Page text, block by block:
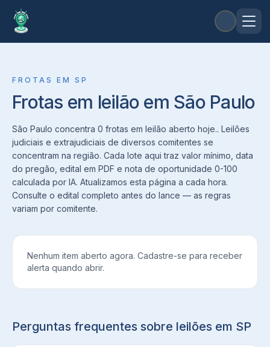
FROTAS EM SP
Frotas em leilão em São Paulo
São Paulo concentra 0 frotas em leilão aberto hoje.. Leilões
judiciais e extrajudiciais de diversos comitentes se
concentram na região. Cada lote aqui traz valor mínimo, data
do pregão, edital em PDF e nota de oportunidade 0-100
calculada por IA. Atualizamos esta página a cada hora.
Consulte o edital completo antes do lance — as regras
variam por comitente.
Nenhum item aberto agora. Cadastre-se para receber
alerta quando abrir.
Perguntas frequentes sobre leilões em SP